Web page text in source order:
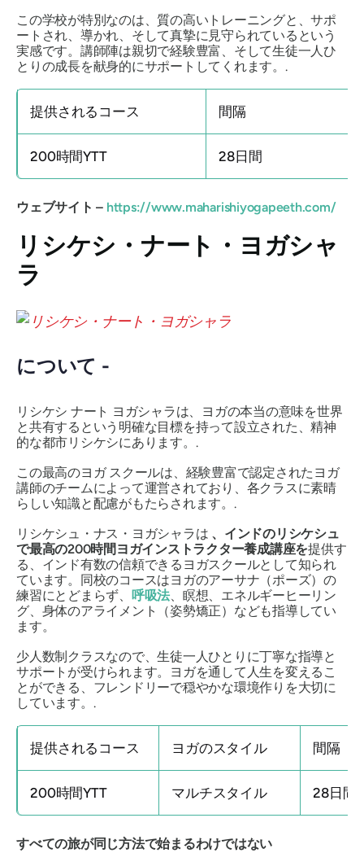
この学校が特別なのは、質の高いトレーニングと、サポ
ートされ、導かれ、そして真摯に見守られているという
実感です。講師陣は親切で経験豊富、そして生徒一人ひ
とりの成長を献身的にサポートしてくれます。.
提供されるコース 間隔
200時間YTT 28日間
ウェブサイト – https://www.maharishiyogapeeth.com/
リシケシ・ナート・ヨガシャ
ラ
について -
リシケシ ナート ヨガシャラは、ヨガの本当の意味を世界
と共有するという明確な目標を持って設立された、精神
的な都市リシケシにあります。.
この最高のヨガ スクールは、経験豊富で認定されたヨガ
講師のチームによって運営されており、各クラスに素晴
らしい知識と配慮がもたらされます。.
リシケシュ・ナス・ヨガシャラは 、インドのリシケシュ
で最高の200時間ヨガインストラクター養成講座を提供す
る、インド有数の信頼できるヨガスクールとして知られ
ています。同校のコースはヨガのアーサナ（ポーズ）の
練習にとどまらず、 呼吸法、瞑想、エネルギーヒーリン
グ、身体のアライメント（姿勢矯正）なども指導してい
ます。
少人数制クラスなので、生徒一人ひとりに丁寧な指導と
サポートが受けられます。ヨガを通して人生を変えるこ
とができる、フレンドリーで穏やかな環境作りを大切に
しています。.
提供されるコース ヨガのスタイル 間隔
200時間YTT マルチスタイル 28日間
すべての旅が同じ方法で始まるわけではない